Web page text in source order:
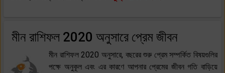
মীন রাশিফল 2020 অনুসারে প্রেম জীবন
মীন রাশিফল 2020 অনুসারে, বছরের শুরু প্রেম সম্পর্কিত বিষয়গুলির
পক্ষে অনুকূল এবং এর কারণে আপনার প্রেমের জীবন গতি বাড়িয়ে